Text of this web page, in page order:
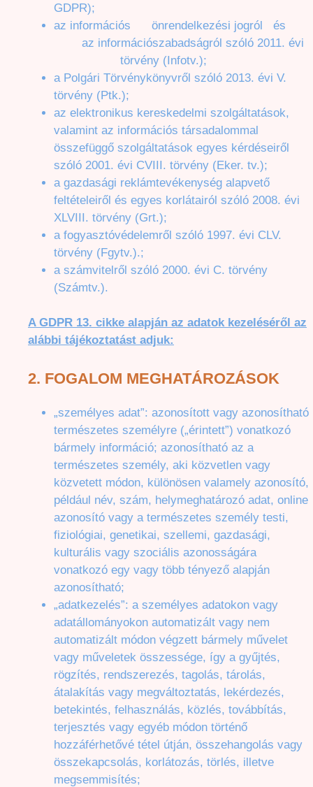
GDPR);
az információs önrendelkezési jogról és
az információszabadságról szóló 2011. évi
törvény (Infotv.);
a Polgári Törvénykönyvről szóló 2013. évi V.
törvény (Ptk.);
az elektronikus kereskedelmi szolgáltatások,
valamint az információs társadalommal
összefüggő szolgáltatások egyes kérdéseiről
szóló 2001. évi CVIII. törvény (Eker. tv.);
a gazdasági reklámtevékenység alapvető
feltételeiről és egyes korlátairól szóló 2008. évi
XLVIII. törvény (Grt.);
a fogyasztóvédelemről szóló 1997. évi CLV.
törvény (Fgytv.).;
a számvitelről szóló 2000. évi C. törvény
(Számtv.).
A GDPR 13. cikke alapján az adatok kezeléséről az
alábbi tájékoztatást adjuk:
2. FOGALOM MEGHATÁROZÁSOK
„személyes adat”: azonosított vagy azonosítható
természetes személyre („érintett”) vonatkozó
bármely információ; azonosítható az a
természetes személy, aki közvetlen vagy
közvetett módon, különösen valamely azonosító,
például név, szám, helymeghatározó adat, online
azonosító vagy a természetes személy testi,
fiziológiai, genetikai, szellemi, gazdasági,
kulturális vagy szociális azonosságára
vonatkozó egy vagy több tényező alapján
azonosítható;
„adatkezelés”: a személyes adatokon vagy
adatállományokon automatizált vagy nem
automatizált módon végzett bármely művelet
vagy műveletek összessége, így a gyűjtés,
rögzítés, rendszerezés, tagolás, tárolás,
átalakítás vagy megváltoztatás, lekérdezés,
betekintés, felhasználás, közlés, továbbítás,
terjesztés vagy egyéb módon történő
hozzáférhetővé tétel útján, összehangolás vagy
összekapcsolás, korlátozás, törlés, illetve
megsemmisítés;